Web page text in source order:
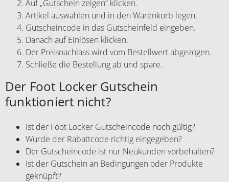
Auf „Gutschein zeigen“ klicken.
Artikel auswählen und in den Warenkorb legen.
Gutscheincode in das Gutscheinfeld eingeben.
Danach auf Einlösen klicken.
Der Preisnachlass wird vom Bestellwert abgezogen.
Schließe die Bestellung ab und spare.
Der Foot Locker Gutschein
funktioniert nicht?
Ist der Foot Locker Gutscheincode noch gültig?
Wurde der Rabattcode richtig eingegeben?
Der Gutscheincode ist nur Neukunden vorbehalten?
Ist der Gutschein an Bedingungen oder Produkte
geknüpft?